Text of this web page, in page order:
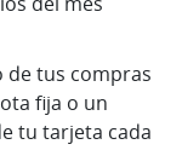
de tus compras
fija o un
tu tarjeta cada